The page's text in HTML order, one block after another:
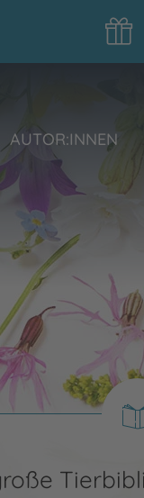
AUTOR:INNEN